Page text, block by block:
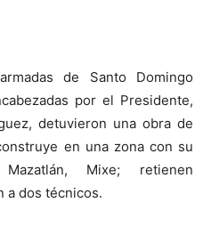
de Santo Domingo
por el Presidente,
detuvieron una obra de
en una zona con su
Mixe; retienen
a dos técnicos.